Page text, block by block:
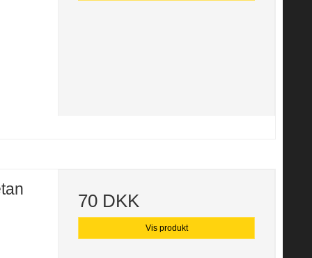
70 DKK
Vis produkt